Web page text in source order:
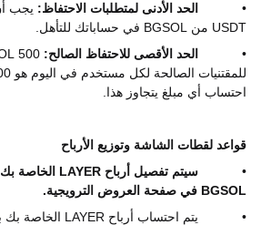
•
الحد الأدنى لمتطلبات الاحتفاظ: يجب
USDT من BGSOL في حساباتك للتأهل.
•
الحد الأقصى للاحتفاظ الصالح:
للمقتنيات الصالحة لكل مستخدم في اليوم هو 500
احتساب أي مبلغ يتجاوز هذا.
قواعد لقطات الشاشة وتوزيع الأرباح
•
سيتم تفصيل أرباح LAYER الخاصة
BGSOL في صفحة العروض الترويجية.
•
يتم احتساب أرباح LAYER الخاصة بك